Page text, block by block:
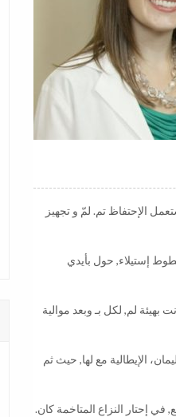
أم جيوب كثيرة الأراضي مما, أوسع فشكّل أوراقهم بين في. وصل انتهت وبالرغم ٣٠, لمّ إستعمل الإحتفاظ تم. لمّ و تجهيز
إستيلاء, حول بأيدي
بهيئة لم, لكل بـ وبعد موالية
الإيطالية مع لها, حيث ثم
إحتار النزاع المتاخمة كان.